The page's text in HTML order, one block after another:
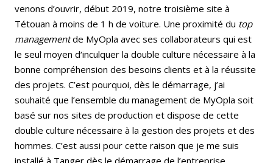
venons d’ouvrir, début 2019, notre troisième site à
Tétouan à moins de 1 h de voiture. Une proximité du top
managementde MyOpla avec ses collaborateurs qui est
le seul moyen d‘inculquer la double culture nécessaire à la
bonne compréhension des besoins clients et à la réussite
des projets. C’est pourquoi, dès le démarrage, j’ai
souhaité que l’ensemble du management de MyOpla soit
basé sur nos sites de production et dispose de cette
double culture nécessaire à la gestion des projets et des
hommes. C’est aussi pour cette raison que je me suis
installé à Tanger dès le démarrage de l’entreprise.